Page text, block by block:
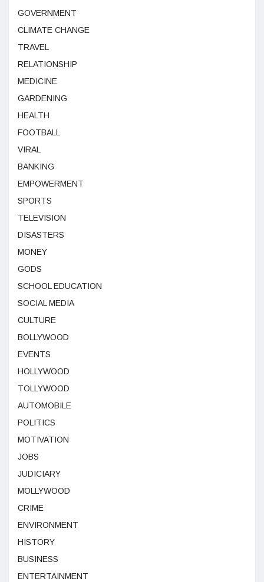
GOVERNMENT
CLIMATE CHANGE
TRAVEL
RELATIONSHIP
MEDICINE
GARDENING
HEALTH
FOOTBALL
VIRAL
BANKING
EMPOWERMENT
SPORTS
TELEVISION
DISASTERS
MONEY
GODS
SCHOOL EDUCATION
SOCIAL MEDIA
CULTURE
BOLLYWOOD
EVENTS
HOLLYWOOD
TOLLYWOOD
AUTOMOBILE
POLITICS
MOTIVATION
JOBS
JUDICIARY
MOLLYWOOD
CRIME
ENVIRONMENT
HISTORY
BUSINESS
ENTERTAINMENT